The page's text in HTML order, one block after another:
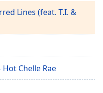
Lines (feat. T.I. &
Chelle Rae